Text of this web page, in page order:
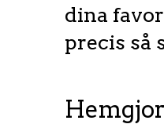
dina
precis så